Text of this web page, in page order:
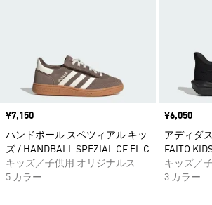
価格
¥7,150
ハンドボール スペツィアル キッ
ズ / HANDBALL SPEZIAL CF EL C
キッズ／子供用 オリジナルス
5 カラー
価格
¥6,050
アディダ
FAITO
キッズ／
3 カラー